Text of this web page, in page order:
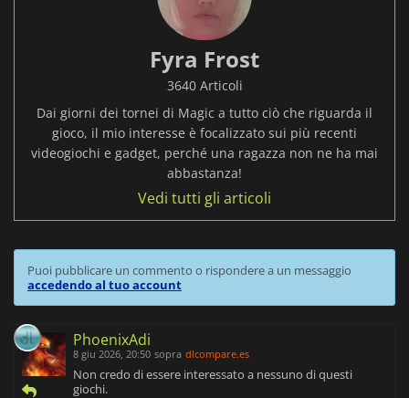
Fyra Frost
3640 Articoli
Dai giorni dei tornei di Magic a tutto ciò che riguarda il
gioco, il mio interesse è focalizzato sui più recenti
videogiochi e gadget, perché una ragazza non ne ha mai
abbastanza!
Vedi tutti gli articoli
Puoi pubblicare un commento o rispondere a un messaggio
accedendo al tuo account
PhoenixAdi
8 giu 2026, 20:50 sopra dlcompare.es
Non credo di essere interessato a nessuno di questi
giochi.